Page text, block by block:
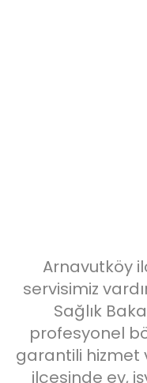
Arnavutköy
servisimiz
Sağlık
profesyonel
garantili hizmet
ilçesinde ev,